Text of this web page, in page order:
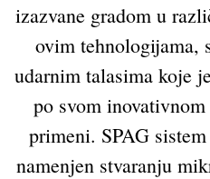
izazvane gradom u
ovim tehnologijama,
udarnim talasima koje
po svom
primeni. SPAG
namenjen stvaranju